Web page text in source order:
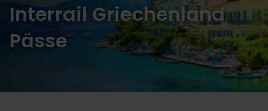
Interrail Griechenland
Pässe